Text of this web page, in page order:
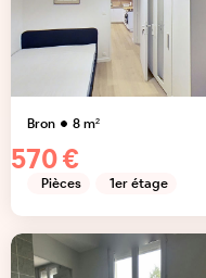
Bron 8m²
570 €
Pièces 1er étage